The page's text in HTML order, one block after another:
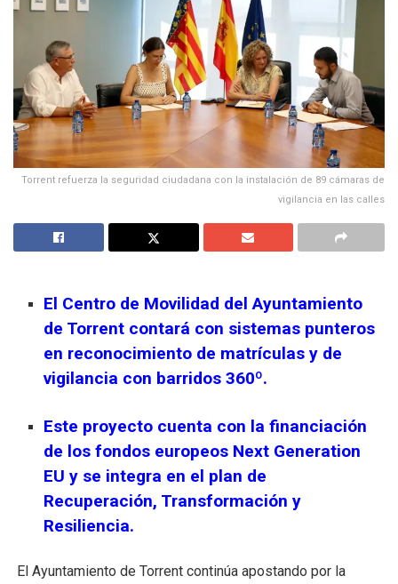
Torrent refuerza la seguridad ciudadana con la instalación de 89 cámaras de
vigilancia en las calles
El Centro de Movilidad del Ayuntamiento
de Torrent contará con sistemas punteros
en reconocimiento de matrículas y de
vigilancia con barridos 360º.
Este proyecto cuenta con la financiación
de los fondos europeos Next Generation
EU y se integra en el plan de
Recuperación, Transformación y
Resiliencia.
El Ayuntamiento de Torrent continúa apostando por la